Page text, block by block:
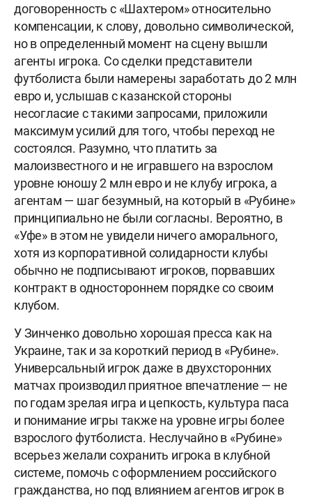
договоренность с «Шахтером» относительно
компенсации, к слову, довольно символической,
но в определенный момент на сцену вышли
агенты игрока. Со сделки представители
футболиста были намерены заработать до 2 млн
евро и, услышав с казанской стороны
несогласие с такими запросами, приложили
максимум усилий для того, чтобы переход не
состоялся. Разумно, что платить за
малоизвестного и не игравшего на взрослом
уровне юношу 2 млн евро и не клубу игрока, а
агентам — шаг безумный, на который в «Рубине»
принципиально не были согласны. Вероятно, в
«Уфе» в этом не увидели ничего аморального,
хотя из корпоративной солидарности клубы
обычно не подписывают игроков, порвавших
контракт в одностороннем порядке со своим
клубом.
У Зинченко довольно хорошая пресса как на
Украине, так и за короткий период в «Рубине».
Универсальный игрок даже в двухсторонних
матчах производил приятное впечатление — не
по годам зрелая игра и цепкость, культура паса
и понимание игры также на уровне игры более
взрослого футболиста. Неслучайно в «Рубине»
всерьез желали сохранить игрока в клубной
системе, помочь с оформлением российского
гражданства, но под влиянием агентов игрок в